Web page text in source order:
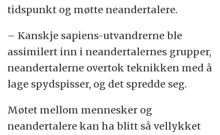
tidspunkt og møtte neandertalere.
– Kanskje sapiens-utvandrerne ble
assimilert inn i neandertalernes grupper,
neandertalerne overtok teknikken med å
lage spydspisser, og det spredde seg.
Møtet mellom mennesker og
neandertalere kan ha blitt så vellykket